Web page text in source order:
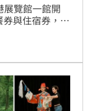
展覽館一館開
與住宿券，開